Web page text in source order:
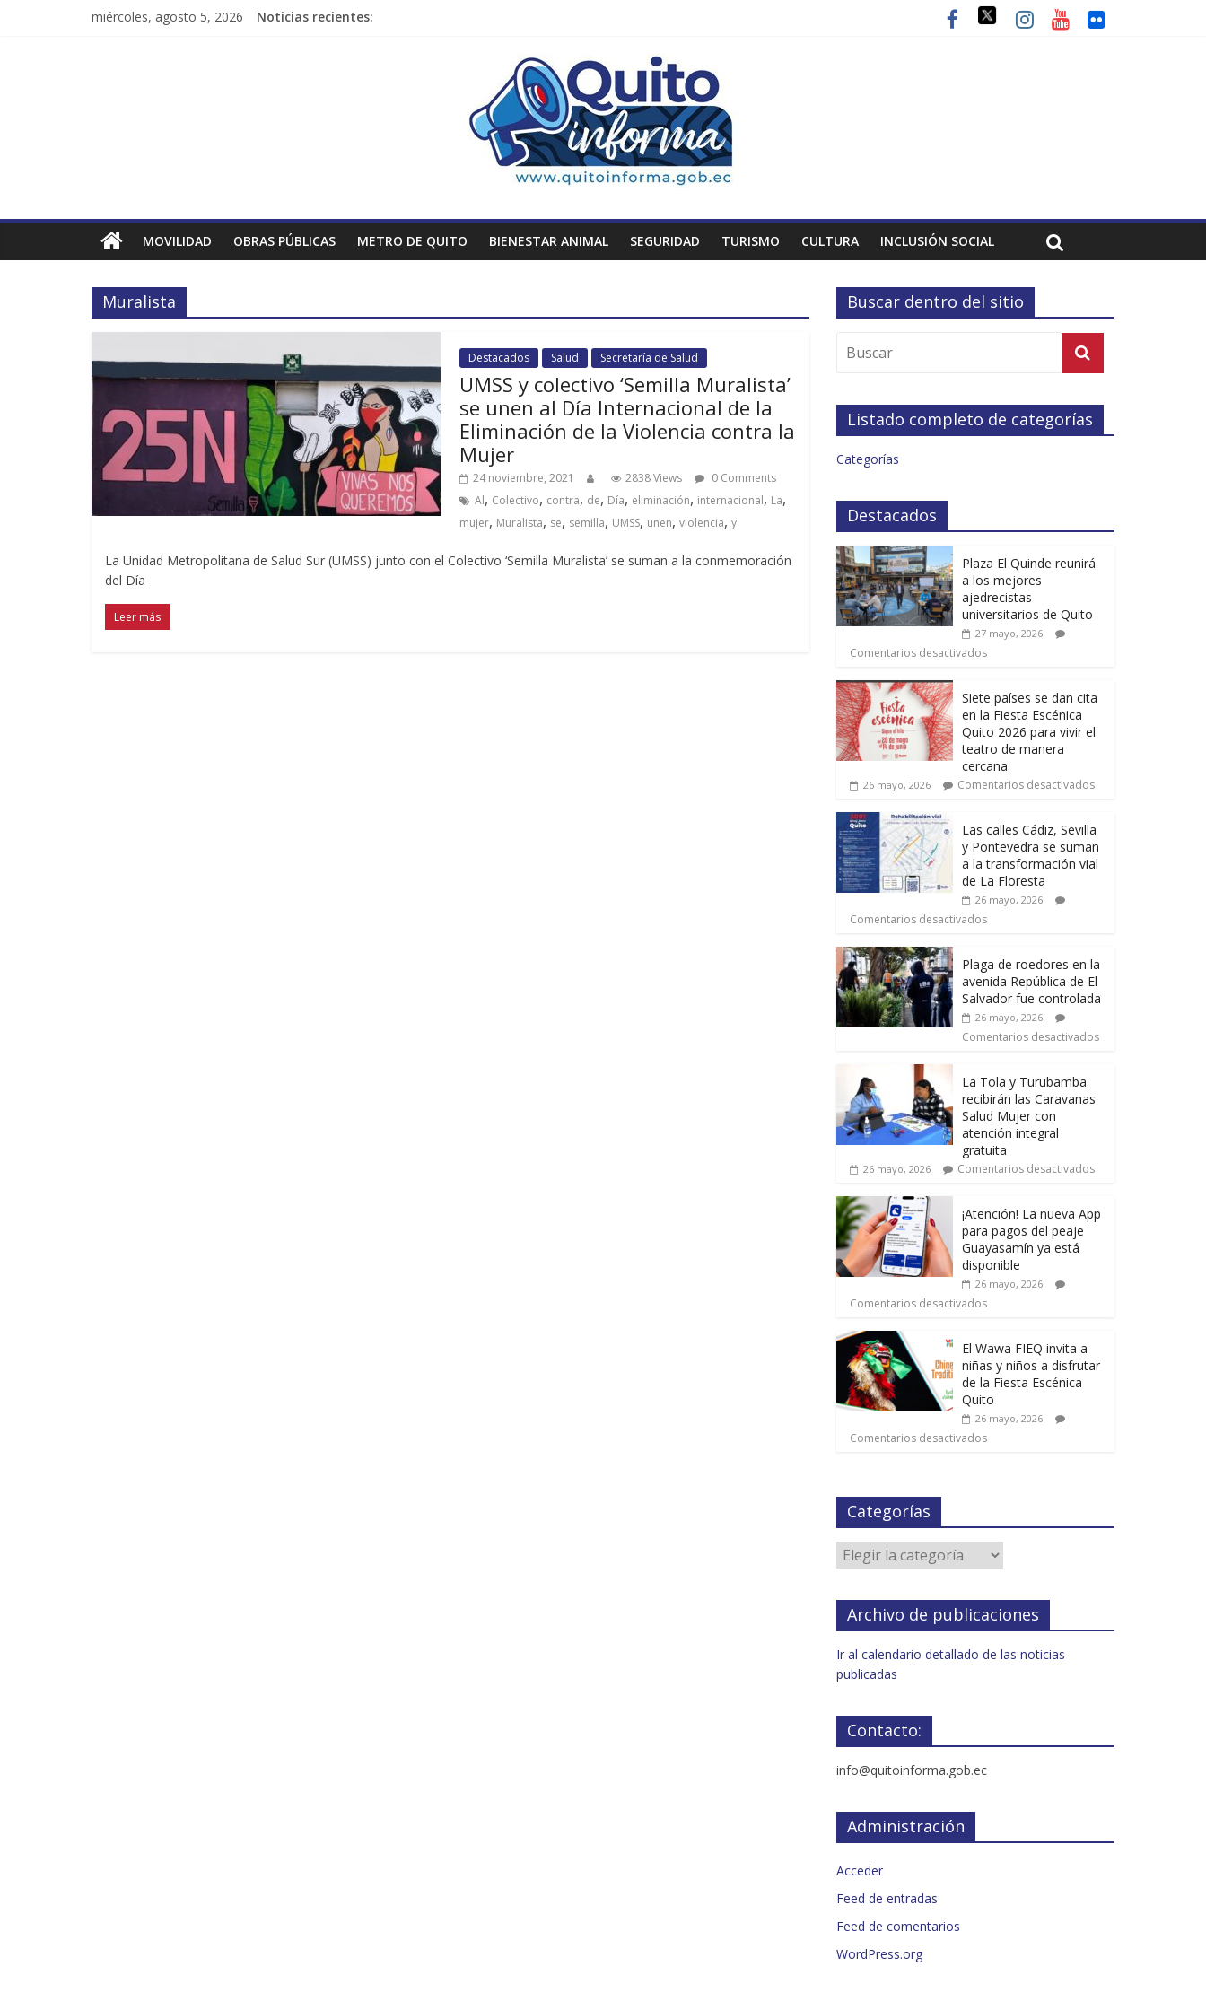
miércoles, agosto 5, 2026 Noticias recientes:
MOVILIDAD OBRAS PÚBLICAS METRO DE QUITO BIENESTAR ANIMAL SEGURIDAD TURISMO CULTURA INCLUSIÓN SOCIAL
Muralista
Destacados Salud Secretaría de Salud
UMSS y colectivo ‘Semilla Muralista’
se unen al Día Internacional de la
Eliminación de la Violencia contra la
Mujer
24 noviembre, 2021 2838 Views
0 Comments
Al, Colectivo, contra, de, Día, eliminación, internacional, La,
mujer, Muralista, se, semilla, UMSS, unen, violencia, y
La Unidad Metropolitana de Salud Sur (UMSS) junto con el Colectivo ‘Semilla Muralista’ se suman a la conmemoración
del Día
Leer más
Buscar dentro del sitio
Listado completo de categorías
Categorías
Destacados
Plaza El Quinde reunirá
a los mejores
ajedrecistas
universitarios de Quito
27 mayo, 2026
Comentarios desactivados
Siete países se dan cita
en la Fiesta Escénica
Quito 2026 para vivir el
teatro de manera
cercana
26 mayo, 2026 Comentarios desactivados
Las calles Cádiz, Sevilla
y Pontevedra se suman
a la transformación vial
de La Floresta
26 mayo, 2026
Comentarios desactivados
Plaga de roedores en la
avenida República de El
Salvador fue controlada
26 mayo, 2026
Comentarios desactivados
La Tola y Turubamba
recibirán las Caravanas
Salud Mujer con
atención integral
gratuita
26 mayo, 2026 Comentarios desactivados
¡Atención! La nueva App
para pagos del peaje
Guayasamín ya está
disponible
26 mayo, 2026
Comentarios desactivados
El Wawa FIEQ invita a
niñas y niños a disfrutar
de la Fiesta Escénica
Quito
26 mayo, 2026
Comentarios desactivados
Categorías
Archivo de publicaciones
Ir al calendario detallado de las noticias
publicadas
Contacto:
info@quitoinforma.gob.ec
Administración
Acceder
Feed de entradas
Feed de comentarios
WordPress.org